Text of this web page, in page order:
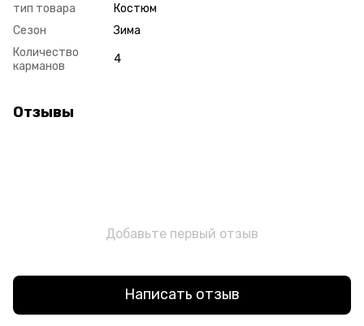
тип товара
Костюм
Сезон
Зима
Количество
карманов
4
Отзывы
Добавьте первый отзыв
Написать отзыв